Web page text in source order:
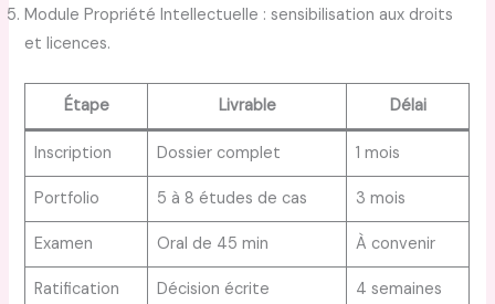
Module Propriété Intellectuelle : sensibilisation aux droits
et licences.
Étape Livrable Délai
Inscription Dossier complet 1 mois
Portfolio 5 à 8 études de cas 3 mois
Examen Oral de 45 min À convenir
Ratification Décision écrite 4 semaines